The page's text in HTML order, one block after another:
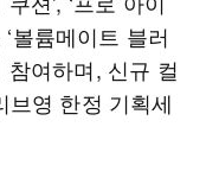
‘볼륨메이트 블러
참여하며, 신규 컬
브영 한정 기획세